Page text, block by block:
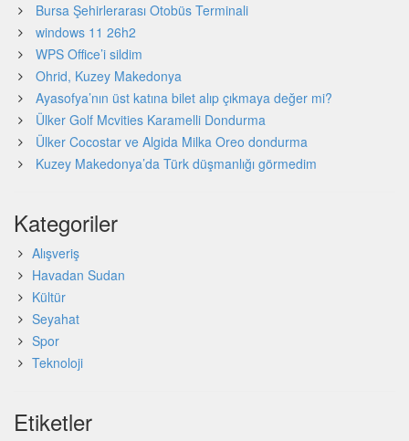
Bursa Şehirlerarası Otobüs Terminali
windows 11 26h2
WPS Office’i sildim
Ohrid, Kuzey Makedonya
Ayasofya’nın üst katına bilet alıp çıkmaya değer mi?
Ülker Golf Mcvities Karamelli Dondurma
Ülker Cocostar ve Algida Milka Oreo dondurma
Kuzey Makedonya’da Türk düşmanlığı görmedim
Kategoriler
Alışveriş
Havadan Sudan
Kültür
Seyahat
Spor
Teknoloji
Etiketler